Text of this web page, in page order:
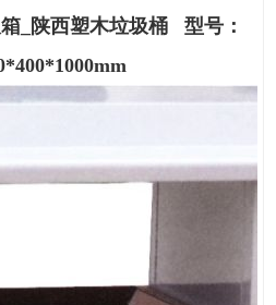
_陕西塑木垃圾桶 型号：